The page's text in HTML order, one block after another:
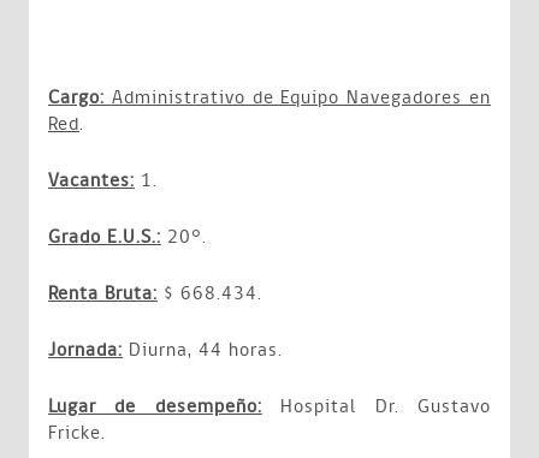
Cargo: Administrativo de Equipo Navegadores en
Red.
Vacantes: 1.
Grado E.U.S.: 20°.
Renta Bruta: $ 668.434.
Jornada: Diurna, 44 horas.
Lugar de desempeño:
Hospital Dr. Gustavo
Fricke.